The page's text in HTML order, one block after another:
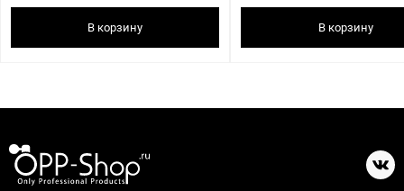
В корзину В корзину